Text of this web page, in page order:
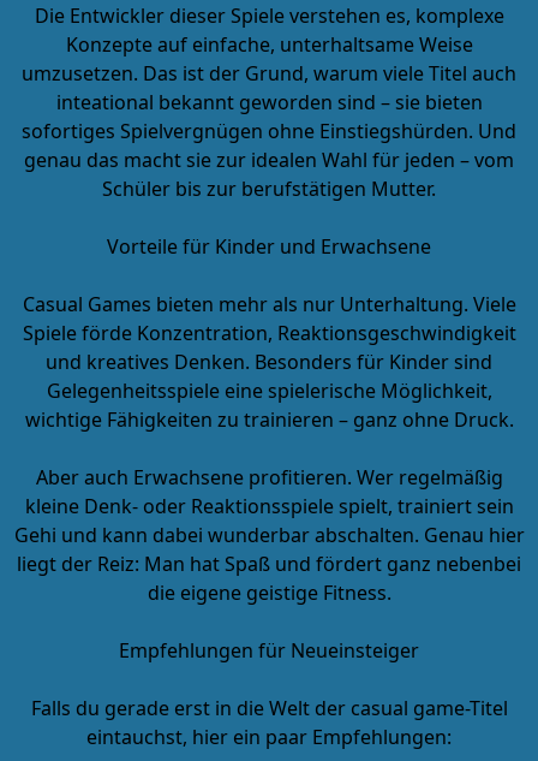
Die Entwickler dieser Spiele verstehen es, komplexe
Konzepte auf einfache, unterhaltsame Weise
umzusetzen. Das ist der Grund, warum viele Titel auch
inteational bekannt geworden sind – sie bieten
sofortiges Spielvergnügen ohne Einstiegshürden. Und
genau das macht sie zur idealen Wahl für jeden – vom
Schüler bis zur berufstätigen Mutter.
Vorteile für Kinder und Erwachsene
Casual Games bieten mehr als nur Unterhaltung. Viele
Spiele förde Konzentration, Reaktionsgeschwindigkeit
und kreatives Denken. Besonders für Kinder sind
Gelegenheitsspiele eine spielerische Möglichkeit,
wichtige Fähigkeiten zu trainieren – ganz ohne Druck.
Aber auch Erwachsene profitieren. Wer regelmäßig
kleine Denk- oder Reaktionsspiele spielt, trainiert sein
Gehi und kann dabei wunderbar abschalten. Genau hier
liegt der Reiz: Man hat Spaß und fördert ganz nebenbei
die eigene geistige Fitness.
Empfehlungen für Neueinsteiger
Falls du gerade erst in die Welt der casual game-Titel
eintauchst, hier ein paar Empfehlungen: